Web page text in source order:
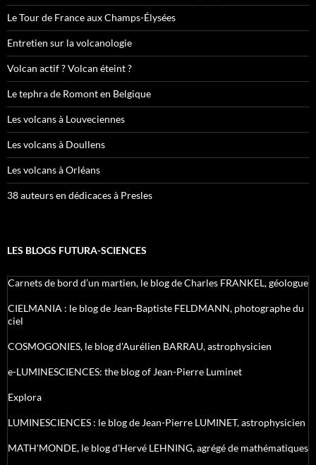
Le Tour de France aux Champs-Élysées
Entretien sur la volcanologie
Volcan actif ? Volcan éteint ?
Le tephra de Romont en Belgique
Les volcans à Louveciennes
Les volcans à Doullens
Les volcans à Orléans
38 auteurs en dédicaces à Presles
LES BLOGS FUTURA-SCIENCES
Carnets de bord d’un martien, le blog de Charles FRANKEL, géologue
CIELMANIA : le blog de Jean-Baptiste FELDMANN, photographe du
ciel
COSMOGONIES, le blog d'Aurélien BARRAU, astrophysicien
e-LUMINESCIENCES: the blog of Jean-Pierre Luminet
Explora
LUMINESCIENCES : le blog de Jean-Pierre LUMINET, astrophysicien
MATH'MONDE, le blog d'Hervé LEHNING, agrégé de mathématiques